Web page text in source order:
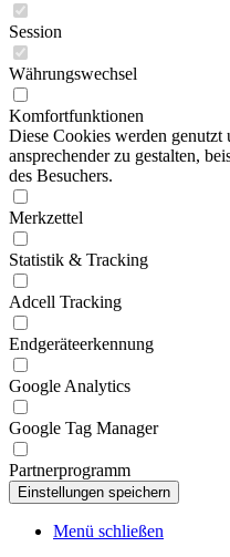
Session
Währungswechsel
Komfortfunktionen
Diese Cookies werden genutzt
ansprechender zu gestalten,
des Besuchers.
Merkzettel
Statistik & Tracking
Adcell Tracking
Endgeräteerkennung
Google Analytics
Google Tag Manager
Partnerprogramm
Menü schließen